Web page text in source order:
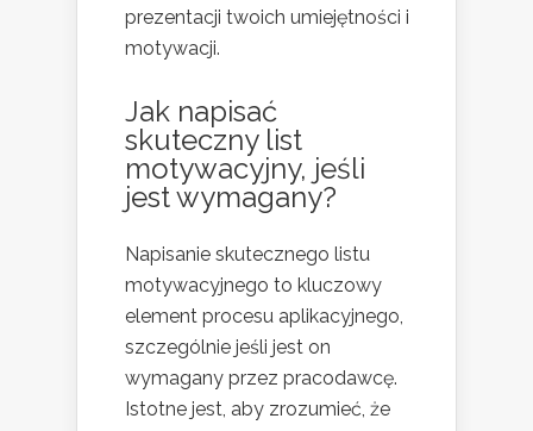
prezentacji twoich umiejętności i
motywacji.
Jak napisać
skuteczny list
motywacyjny, jeśli
jest wymagany?
Napisanie skutecznego listu
motywacyjnego to kluczowy
element procesu aplikacyjnego,
szczególnie jeśli jest on
wymagany przez pracodawcę.
Istotne jest, aby zrozumieć, że